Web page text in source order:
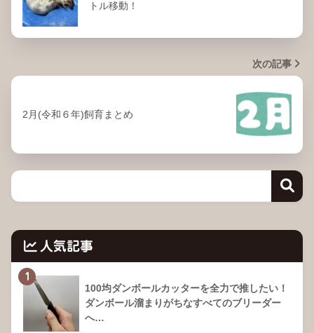
トル移動！
次の記事
2月(令和６年)飼育まとめ
人気記事
1
100均ダンボールカッターを全力で推したい！
ダンボール溜まりがちなすべてのブリーダー
へ…